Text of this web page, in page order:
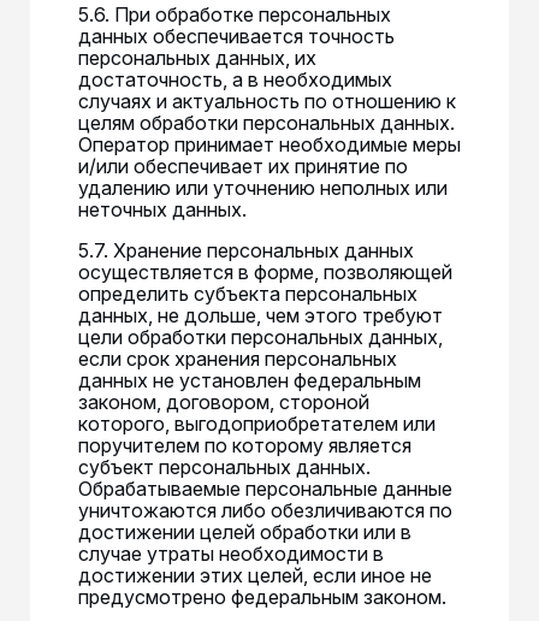
5.6. При обработке персональных
данных обеспечивается точность
персональных данных, их
достаточность, а в необходимых
случаях и актуальность по отношению к
целям обработки персональных данных.
Оператор принимает необходимые меры
и/или обеспечивает их принятие по
удалению или уточнению неполных или
неточных данных.
5.7. Хранение персональных данных
осуществляется в форме, позволяющей
определить субъекта персональных
данных, не дольше, чем этого требуют
цели обработки персональных данных,
если срок хранения персональных
данных не установлен федеральным
законом, договором, стороной
которого, выгодоприобретателем или
поручителем по которому является
субъект персональных данных.
Обрабатываемые персональные данные
уничтожаются либо обезличиваются по
достижении целей обработки или в
случае утраты необходимости в
достижении этих целей, если иное не
предусмотрено федеральным законом.